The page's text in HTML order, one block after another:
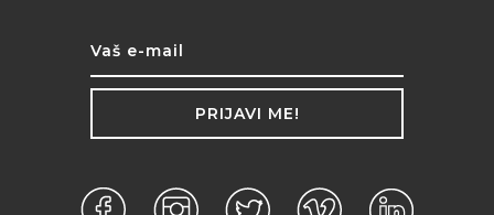
PRIJAVI ME!